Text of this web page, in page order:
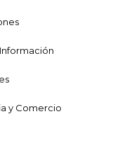
y Comercio